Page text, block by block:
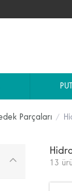
Parçaları
13